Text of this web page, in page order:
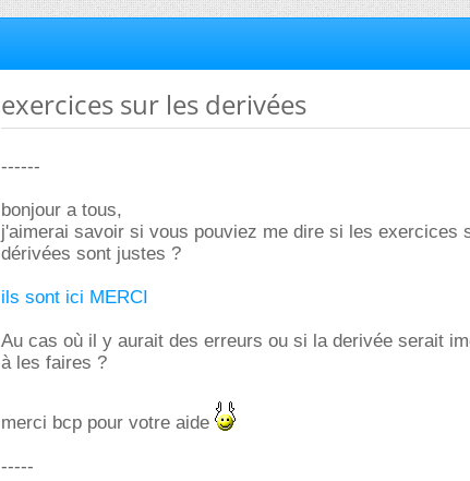
exercices sur les derivées
------
bonjour a tous,
j'aimerai savoir si vous pouviez me dire si les exercices
dérivées sont justes ?
ils sont ici MERCI
Au cas où il y aurait des erreurs ou si la derivée serait
à les faires ?
merci bcp pour votre aide
-----